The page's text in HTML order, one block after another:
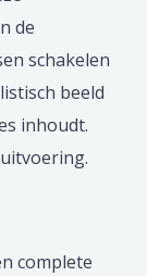
de
schakelen
beeld
inhoudt.
complete